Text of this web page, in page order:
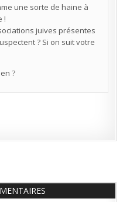
une sorte de haine à
!
juives présentes
? Si on suit votre
?